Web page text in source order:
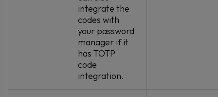
integrate the
codes with
your password
manager if it
has TOTP
code
integration.